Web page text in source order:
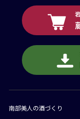
南部美人の酒づくり